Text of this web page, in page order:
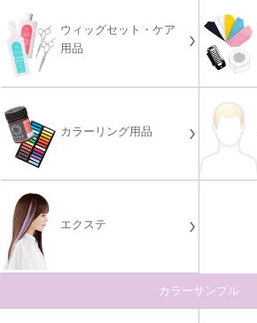
ウィッグセット・ケア
用品
カラーリング用品
エクステ
カラーサンプル